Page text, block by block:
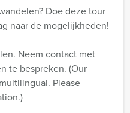
Doe deze tour
naar de mogelijkheden!
Neem contact met
te bespreken. (Our
Please